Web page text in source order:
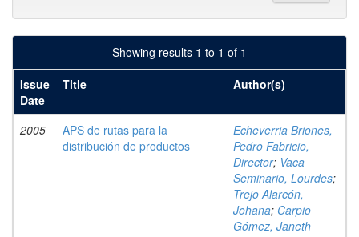
Showing results 1 to 1 of 1
Issue
Date
Title Author(s)
2005
APS de rutas para la
distribución de productos
Echeverria Briones,
Pedro Fabricio,
Director; Vaca
Seminario, Lourdes;
Trejo Alarcón,
Johana; Carpio
Gómez, Janeth